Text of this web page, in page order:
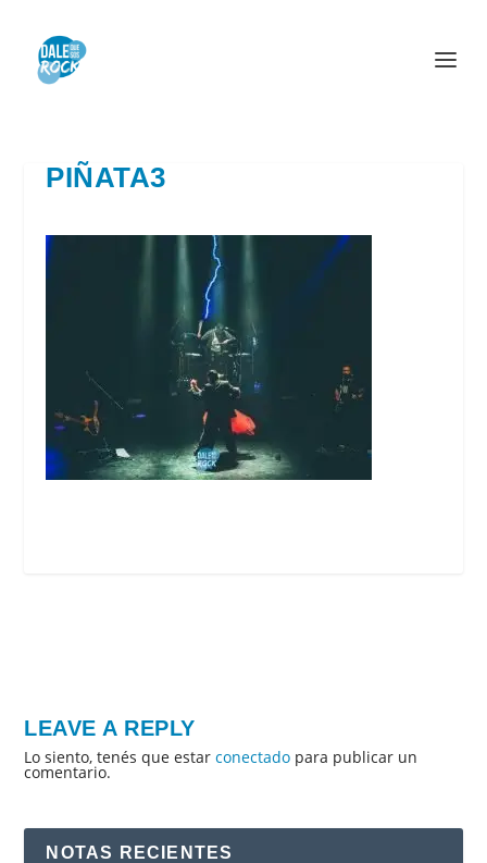
PIÑATA3
LEAVE A REPLY
Lo siento, tenés que estarconectado para publicar un
comentario.
NOTAS RECIENTES